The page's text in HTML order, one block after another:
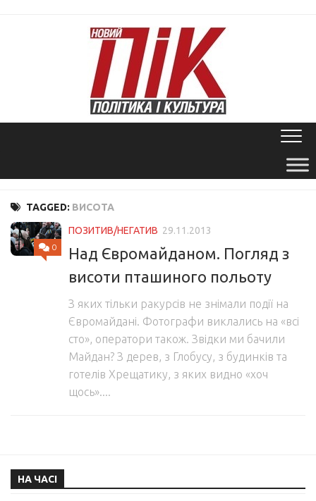
TAGGED: ВИСОТА
0
ПОЗИТИВ/НЕГАТИВ 29.11.2013
Над Євромайданом. Погляд з
висоти пташиного польоту
З яких тільки ракурсів не знімали події на
Євромайдані. Фотографи виклались на «всі
сто», оператори також. Звідки ми бачили
Майдан? З дерев, з Глобусу, з будинків та
готелів Хрещатику, з яких видно «хоч
щось»....
НА ЧАСІ